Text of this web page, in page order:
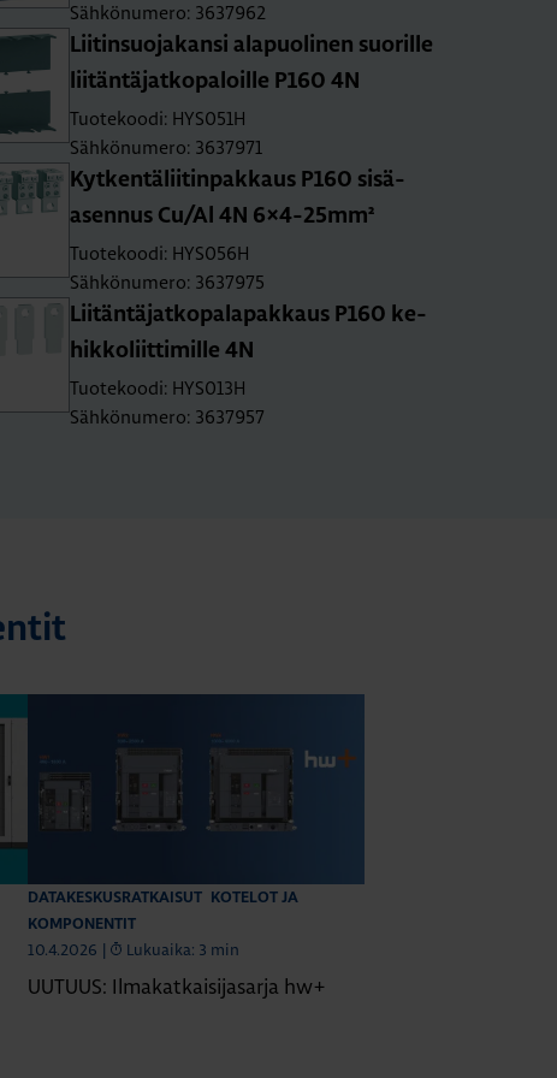
Sähkönumero: 3637962
Lii­tin­suo­ja­kan­si ala­puo­li­nen suo­ril­le
lii­tän­tä­jat­ko­pa­loil­le P160 4N
Tuotekoodi: HYS051H
Sähkönumero: 3637971
Kyt­ken­tä­lii­tin­pak­kaus P160 si­sä­
asen­nus Cu/Al 4N 6×4-25mm²
Tuotekoodi: HYS056H
Sähkönumero: 3637975
Lii­tän­tä­jat­ko­pa­la­pak­kaus P160 ke­
hik­ko­liit­ti­mil­le 4N
Tuotekoodi: HYS013H
Sähkönumero: 3637957
DATAKESKUSRATKAISUT
KOTELOT JA
KOMPONENTIT
10.4.2026 | Lukuaika: 3 min
UUTUUS: Ilmakatkaisijasarja hw+